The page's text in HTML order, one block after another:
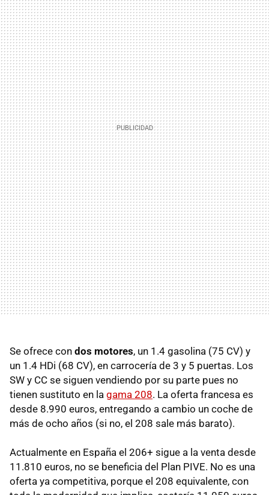
Se ofrece con dos motores, un 1.4 gasolina (75 CV) y
un 1.4 HDi (68 CV), en carrocería de 3 y 5 puertas. Los
SW y CC se siguen vendiendo por su parte pues no
tienen sustituto en la gama 208. La oferta francesa es
desde 8.990 euros, entregando a cambio un coche de
más de ocho años (si no, el 208 sale más barato).
Actualmente en España el 206+ sigue a la venta desde
11.810 euros, no se beneficia del Plan PIVE. No es una
oferta ya competitiva, porque el 208 equivalente, con